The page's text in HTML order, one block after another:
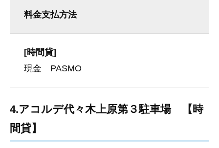
料金支払方法
[時間貸]
現金 PASMO
4.アコルデ代々木上原第３駐車場 【時
間貸】